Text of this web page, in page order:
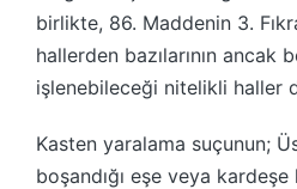
birlikte, 86. Maddenin 3.
hallerden bazılarının ancak
işlenebileceği nitelikli haller
Kasten yaralama suçunun;
boşandığı eşe veya